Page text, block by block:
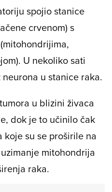
spojio stanice
crvenom) s
U nekoliko sati
u stanice raka.
u blizini živaca
dok je to učinilo čak
koje su se proširile na
mitohondrija
raka.